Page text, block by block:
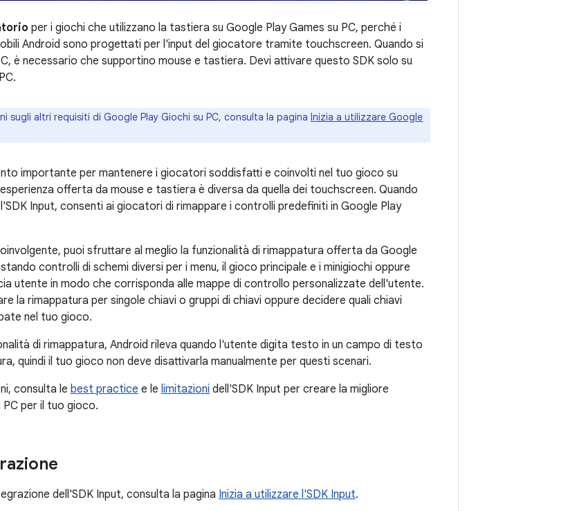
per i giochi che utilizzano la tastiera su Google Play Games su PC, perché i
Android sono progettati per l'input del giocatore tramite touchscreen. Quando si
è necessario che supportino mouse e tastiera. Devi attivare questo SDK solo su
sugli altri requisiti di Google Play Giochi su PC, consulta la pagina Inizia a utilizzare Google
importante per mantenere i giocatori soddisfatti e coinvolti nel tuo gioco su
offerta da mouse e tastiera è diversa da quella dei touchscreen. Quando
Input, consenti ai giocatori di rimappare i controlli predefiniti in Google Play
puoi sfruttare al meglio la funzionalità di rimappatura offerta da Google
controlli di schemi diversi per i menu, il gioco principale e i minigiochi oppure
utente in modo che corrisponda alle mappe di controllo personalizzate dell'utente.
la rimappatura per singole chiavi o gruppi di chiavi oppure decidere quali chiavi
nel tuo gioco.
di rimappatura, Android rileva quando l'utente digita testo in un campo di testo
quindi il tuo gioco non deve disattivarla manualmente per questi scenari.
consulta le best practice e le limitazioni dell'SDK Input per creare la migliore
PC per il tuo gioco.
dell'SDK Input, consulta la pagina Inizia a utilizzare l'SDK Input.